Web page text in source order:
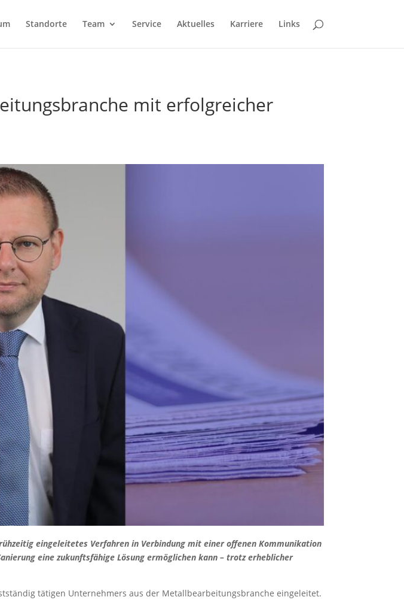
Standorte Team Service Aktuelles Karriere Links
mit erfolgreicher
eingeleitetes Verfahren in Verbindung mit einer offenen Kommunikation
eine zukunftsfähige Lösung ermöglichen kann – trotz erheblicher
tätigen Unternehmers aus der Metallbearbeitungsbranche eingeleitet.